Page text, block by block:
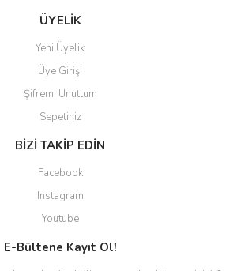
ÜYELİK
Yeni Üyelik
Üye Girişi
Şifremi Unuttum
Sepetiniz
BİZİ TAKİP EDİN
Facebook
Instagram
Youtube
E-Bültene Kayıt Ol!